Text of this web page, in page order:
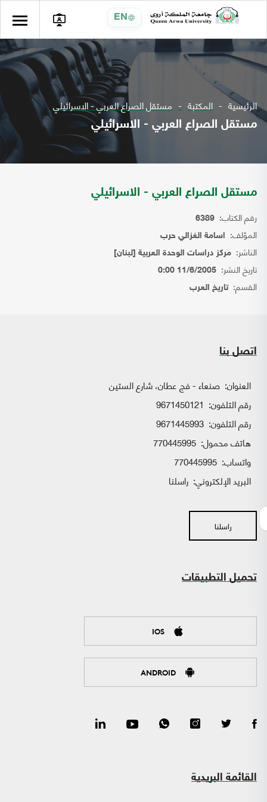
EN
الرئيسية المكتبة مستقل الصراع العربي - الاسرائيلي
مستقل الصراع العربي - الاسرائيلي
مستقل الصراع العربي - الاسرائيلي
رقم الكتاب: 6389
المؤلف: اسامة الغزالي حرب
الناشر: مركز دراسات الوحدة العربية [لبنان]
تاريخ النشر: 11/6/2005 0:00
القسم:تاريخ العرب
اتصل بنا
العنوان: صنعاء - فج عطان، شارع الستين
رقم التلفون: 9671450121
رقم التلفون: 9671445993
هاتف محمول: 770445995
واتساب:
البريد الإلكتروني: راسلنا
راسلنا
تحميل التطبيقات
IOS
ANDROID
القائمة البريدية